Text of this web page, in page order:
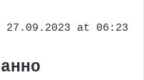
27.09.2023 at 06:23